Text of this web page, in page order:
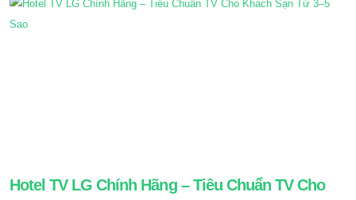
Hotel TV LG Chính Hãng – Tiêu Chuẩn TV Cho